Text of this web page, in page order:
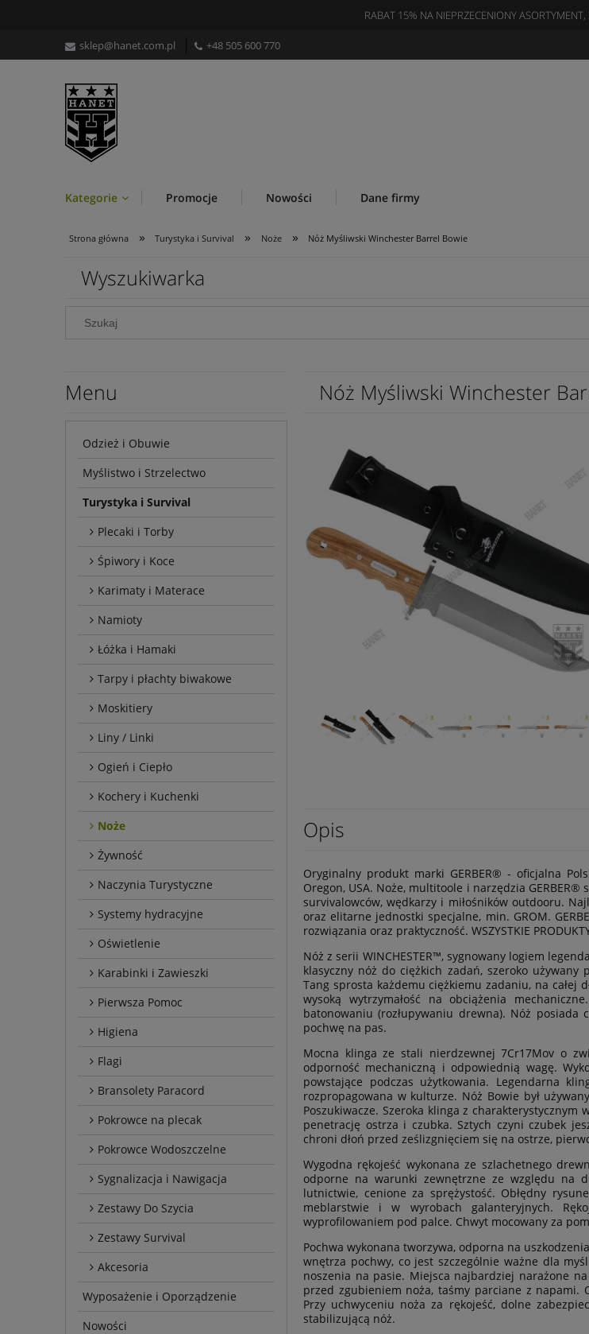
RABAT 15% NA NIEPRZECENIONY
sklep@hanet.com.pl +48 505 600 770
Kategorie Promocje Nowości Dane firmy
Strona główna » Turystyka i Survival » Noże » Nóż Myśliwski Winchester Barrel Bowie
Wyszukiwarka
Menu
Odzież i Obuwie
Myślistwo i Strzelectwo
Turystyka i Survival
Plecaki i Torby
Śpiwory i Koce
Karimaty i Materace
Namioty
Łóżka i Hamaki
Tarpy i płachty biwakowe
Moskitiery
Liny / Linki
Ogień i Ciepło
Kochery i Kuchenki
Noże
Żywność
Naczynia Turystyczne
Systemy hydracyjne
Oświetlenie
Karabinki i Zawieszki
Pierwsza Pomoc
Higiena
Flagi
Bransolety Paracord
Pokrowce na plecak
Pokrowce Wodoszczelne
Sygnalizacja i Nawigacja
Zestawy Do Szycia
Zestawy Survival
Akcesoria
Wyposażenie i Oporządzenie
Nowości
Nóż Myśliwski Winchester
Opis
Oryginalny produkt marki GERBER® - oficjalna
Oregon, USA. Noże, multitoole i narzędzia
survivalowców, wędkarzy i miłośników outdooru.
oraz elitarne jednostki specjalne, min. GROM.
rozwiązania oraz praktyczność. WSZYSTKIE
Nóż z serii WINCHESTER™, sygnowany logiem
klasyczny nóż do ciężkich zadań, szeroko
Tang sprosta każdemu ciężkiemu zadaniu, na całej
wysoką wytrzymałość na obciążenia
batonowaniu (rozłupywaniu drewna). Nóż posiada
pochwę na pas.
Mocna klinga ze stali nierdzewnej 7Cr17Mov o
odporność mechaniczną i odpowiednią wagę.
powstające podczas użytkowania. Legendarna
rozpropagowana w kulturze. Nóż Bowie był
Poszukiwacze. Szeroka klinga z charakterystycznym
penetrację ostrza i czubka. Sztych czyni czubek
chroni dłoń przed ześlizgnięciem się na ostrze,
Wygodna rękojeść wykonana ze szlachetnego
odporne na warunki zewnętrzne ze względu na
lutnictwie, cenione za sprężystość. Obłędny
meblarstwie i w wyrobach galanteryjnych.
wyprofilowaniem pod palce. Chwyt mocowany za
Pochwa wykonana tworzywa, odporna na
wnętrza pochwy, co jest szczególnie ważne dla
noszenia na pasie. Miejsca najbardziej narażone
przed zgubieniem noża, taśmy parciane z napami.
Przy uchwyceniu noża za rękojeść, dolne
stabilizującą nóż.